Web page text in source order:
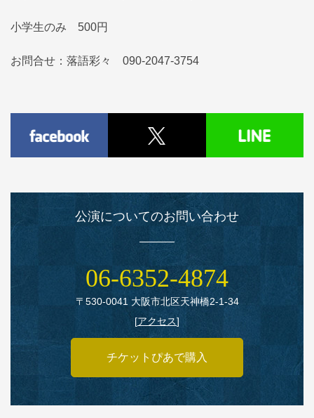
小学生のみ 500円
お問合せ：落語彩々 090-2047-3754
公演についてのお問い合わせ
06‑6352‑4874
〒530‑0041 大阪市北区天神橋2‑1‑34
[アクセス]
チケットぴあで購入